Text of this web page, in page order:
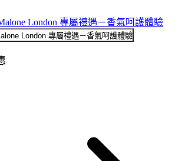
London 專屬禮遇－香氣呵護體驗
London 專屬禮遇－香氣呵護體驗